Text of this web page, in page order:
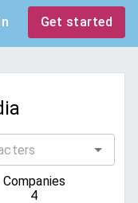
Get started
Companies
4